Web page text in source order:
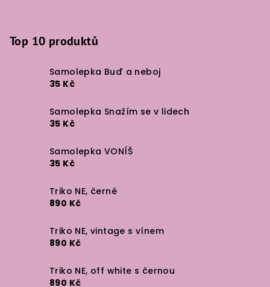
Top 10 produktů
Samolepka Buď a neboj
35 Kč
Samolepka Snažím se v lidech
35 Kč
Samolepka VONÍŠ
35 Kč
Triko NE, černé
890 Kč
Triko NE, vintage s vínem
890 Kč
Triko NE, off white s černou
890 Kč